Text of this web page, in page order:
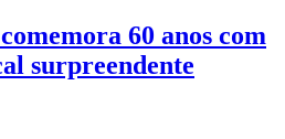
60 anos com
surpreendente